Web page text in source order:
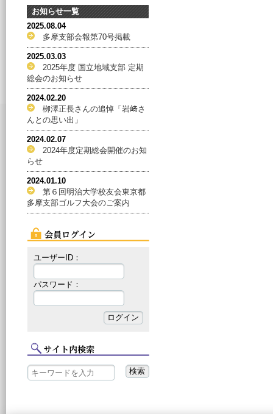
お知らせ一覧
2025.08.04
多摩支部会報第70号掲載
2025.03.03
2025年度 国立地域支部 定期
総会のお知らせ
2024.02.20
栁澤正長さんの追悼「岩﨑さ
んとの思い出」
2024.02.07
2024年度定期総会開催のお知
らせ
2024.01.10
第６回明治大学校友会東京都
多摩支部ゴルフ大会のご案内
ユーザーID：
パスワード：